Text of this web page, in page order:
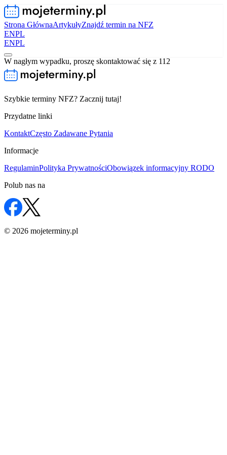
Strona GłównaArtykułyZnajdź termin na NFZ
ENPL
ENPL
W nagłym wypadku, proszę skontaktować się z 112
Szybkie terminy NFZ? Zacznij tutaj!
Przydatne linki
KontaktCzęsto Zadawane Pytania
Informacje
RegulaminPolityka PrywatnościObowiązek informacyjny RODO
Polub nas na
© 2026 mojeterminy.pl